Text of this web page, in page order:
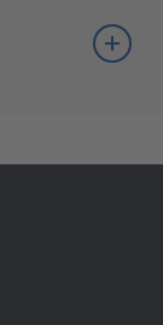
waarde
van uw